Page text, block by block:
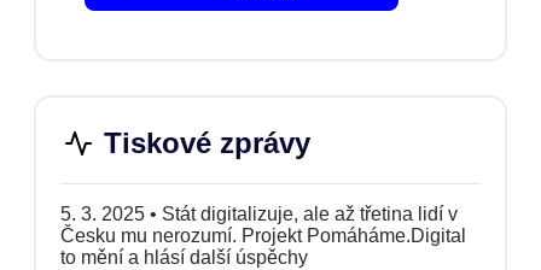
Tiskové zprávy
5. 3. 2025 • Stát digitalizuje, ale až třetina lidí v
Česku mu nerozumí. Projekt Pomáháme.Digital
to mění a hlásí další úspěchy